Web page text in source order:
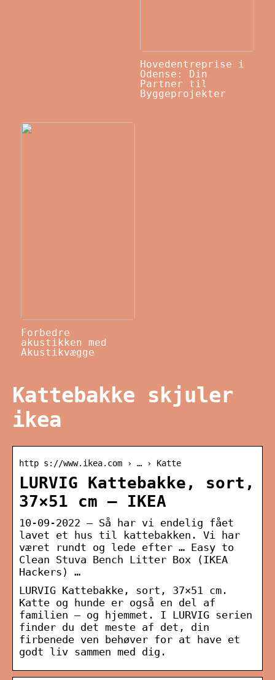
Hovedentreprise i
Odense: Din
Partner til
Byggeprojekter
Forbedre
akustikken med
Akustikvægge
Kattebakke skjuler
ikea
http s://www.ikea.com › … › Katte
LURVIG Kattebakke, sort,
37×51 cm – IKEA
10-09-2022 – Så har vi endelig fået
lavet et hus til kattebakken. Vi har
været rundt og lede efter … Easy to
Clean Stuva Bench Litter Box (IKEA
Hackers) …
LURVIG Kattebakke, sort, 37×51 cm.
Katte og hunde er også en del af
familien – og hjemmet. I LURVIG serien
finder du det meste af det, din
firbenede ven behøver for at have et
godt liv sammen med dig.